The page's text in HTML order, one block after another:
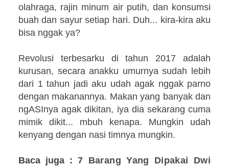
olahraga, rajin minum air putih, dan konsumsi
buah dan sayur setiap hari. Duh... kira-kira aku
bisa nggak ya?
Revolusi terbesarku di tahun 2017 adalah
kurusan, secara anakku umurnya sudah lebih
dari 1 tahun jadi aku udah agak nggak parno
dengan makanannya. Makan yang banyak dan
ngASInya agak dikitan, iya dia sekarang cuma
mimik dikit... mbuh kenapa. Mungkin udah
kenyang dengan nasi timnya mungkin.
Baca juga : 7 Barang Yang Dipakai Dwi